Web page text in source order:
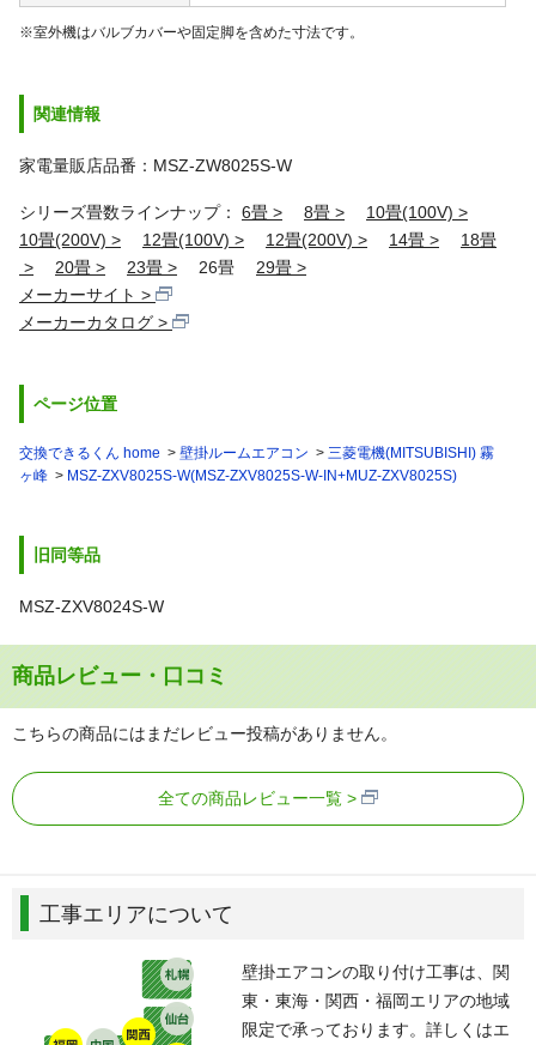
※室外機はバルブカバーや固定脚を含めた寸法です。
関連情報
家電量販店品番：MSZ-ZW8025S-W
シリーズ畳数ラインナップ： 6畳 8畳
10畳(100V)
10畳(200V)
12畳(100V) 12畳(200V) 14畳
18畳
20畳
23畳 26畳 29畳
メーカーサイト
メーカーカタログ
ページ位置
交換できるくん home 壁掛ルームエアコン
三菱電機(MITSUBISHI) 霧
ヶ峰
MSZ-ZXV8025S-W(MSZ-ZXV8025S-W-IN+MUZ-ZXV8025S)
旧同等品
MSZ-ZXV8024S-W
商品レビュー・口コミ
こちらの商品にはまだレビュー投稿がありません。
全ての商品レビュー一覧
工事エリアについて
壁掛エアコンの取り付け工事は、関
東・東海・関西・福岡エリアの地域
限定で承っております。詳しくはエ